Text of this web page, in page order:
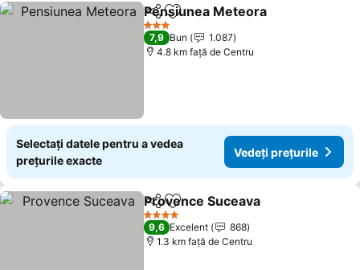
DistribuițiAdăugaţi la favorite
Pensiunea Meteora
3 Stele
7,9 Bun
1.087
4.8 km faţă de Centru
Selectați datele pentru a vedea
prețurile exacte
Vedeți prețurile
DistribuițiAdăugaţi la favorite
Provence Suceava
4 Stele
9,6 Excelent
868
1.3 km faţă de Centru